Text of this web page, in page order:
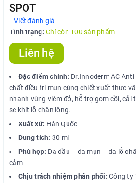
SPOT
Viết đánh giá
Tình trạng: Chỉ còn 100 sản phẩm
Liên hệ
Đặc điểm chính: Dr.Innoderm AC
chất điều trị mụn cùng chiết xuất thực
nhanh vùng viêm đỏ, hỗ trợ gom cồi, cải
se khít lỗ chân lông.
Xuất xứ: Hàn Quốc
Dung tích: 30 ml
Phù hợp: Da dầu – da mụn – da lỗ
cảm
Chịu trách nhiệm phân phối: Công ty